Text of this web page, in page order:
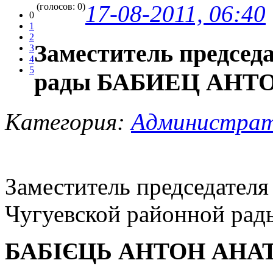
0
1
2
3
4
5
(голосов: 0)17-08-2011, 06:40
Заместитель
рады БАБИЕЦ
Категория:
Заместитель председателя
Чугуевской районной
БАБІЄЦЬ АНТОН